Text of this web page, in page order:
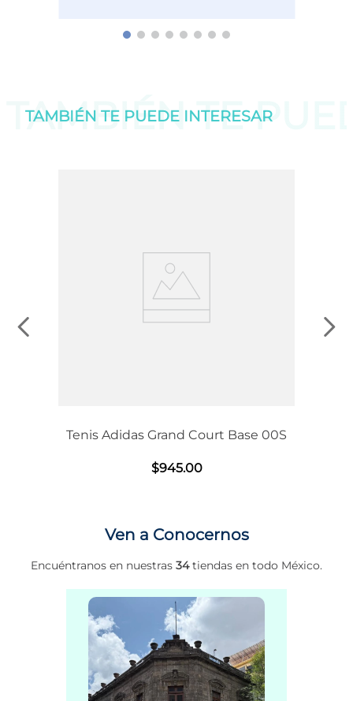
TAMBIÉN TE
TAMBIÉN TE PUEDE INTERESAR
Tenis Adidas Grand Court Base 00S
$945.00
Ven a Conocernos
Encuéntranos en nuestras 34tiendas en todo México.